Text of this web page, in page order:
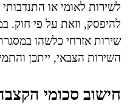
לשירות לאומי או
להיפסק, וזאת על פי חוק.
שירות אזרחי כלשהו
השירות הצבאי, ייתכן
חישוב סכומי